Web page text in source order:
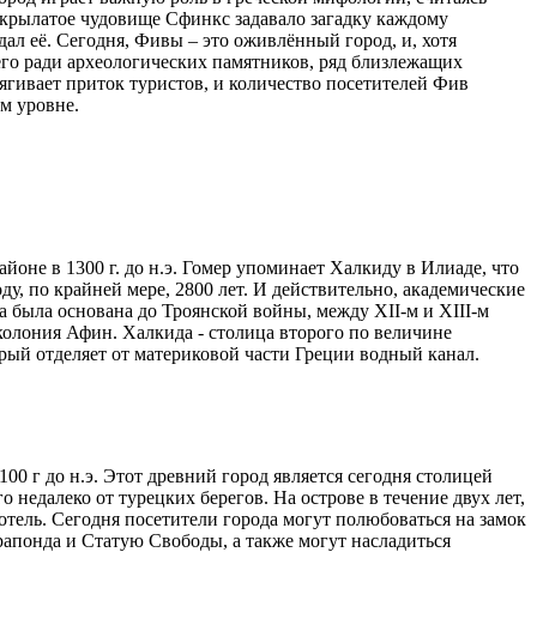
чудовище Сфинкс задавало загадку каждому
её. Сегодня, Фивы – это оживлённый город, и, хотя
ради археологических памятников, ряд близлежащих
приток туристов, и количество посетителей Фив
уровне.
в 1300 г. до н.э. Гомер упоминает Халкиду в Илиаде, что
по крайней мере, 2800 лет. И действительно, академические
была основана до Троянской войны, между XII-м и XIII-м
Афин. Халкида - столица второго по величине
отделяет от материковой части Греции водный канал.
г до н.э. Этот древний город является сегодня столицей
недалеко от турецких берегов. На острове в течение двух лет,
Сегодня посетители города могут полюбоваться на замок
и Статую Свободы, а также могут насладиться